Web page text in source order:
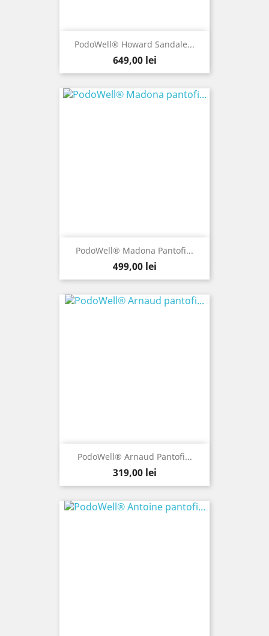
PodoWell® Howard Sandale...
Pret
649,00 lei
PodoWell® Madona Pantofi...
Pret
499,00 lei
PodoWell® Arnaud Pantofi...
Pret
319,00 lei